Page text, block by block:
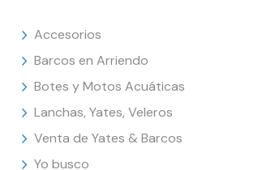
Accesorios
Barcos en Arriendo
Botes y Motos Acuáticas
Lanchas, Yates, Veleros
Venta de Yates & Barcos
Yo busco